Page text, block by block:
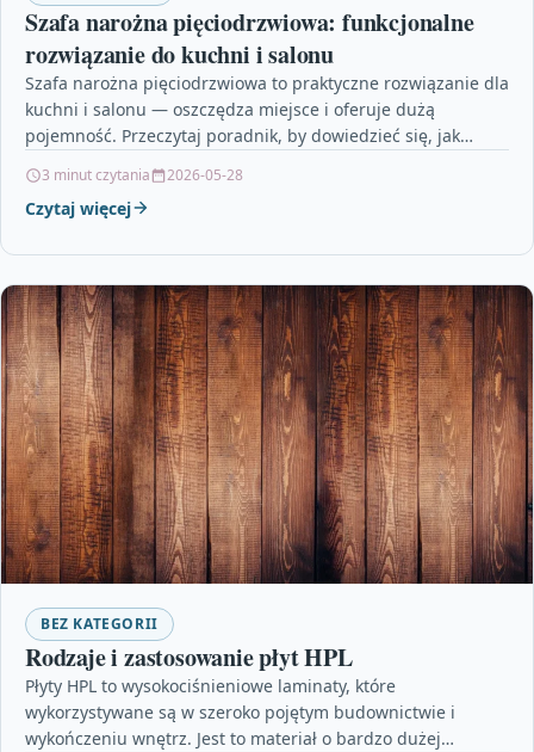
Szafa narożna pięciodrzwiowa: funkcjonalne
rozwiązanie do kuchni i salonu
Szafa narożna pięciodrzwiowa to praktyczne rozwiązanie dla
kuchni i salonu — oszczędza miejsce i oferuje dużą
pojemność. Przeczytaj poradnik, by dowiedzieć się, jak
3 minut czytania 2026-05-28
Czytaj więcej
BEZ KATEGORII
Rodzaje i zastosowanie płyt HPL
Płyty HPL to wysokociśnieniowe laminaty, które
wykorzystywane są w szeroko pojętym budownictwie i
wykończeniu wnętrz. Jest to materiał o bardzo dużej